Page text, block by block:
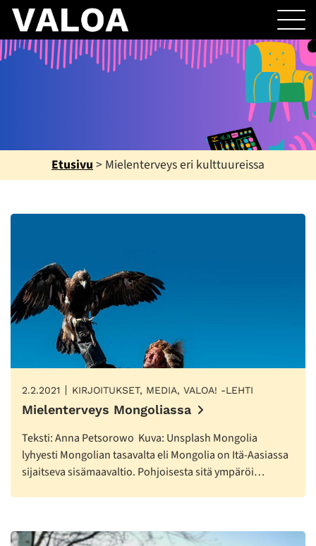
Etusivu > Mielenterveys eri kulttuureissa
2.2.2021 KIRJOITUKSET, MEDIA, VALOA! -LEHTI
Mielenterveys Mongoliassa
Teksti: Anna Petsorowo Kuva: Unsplash Mongolia
lyhyesti Mongolian tasavalta eli Mongolia on Itä-Aasiassa
sijaitseva sisämaavaltio. Pohjoisesta sitä ympäröi…